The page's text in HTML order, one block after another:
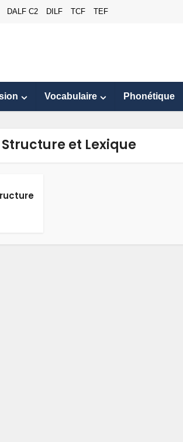
DALF C2 DILF TCF TEF
Vocabulaire Phonétique
et Lexique